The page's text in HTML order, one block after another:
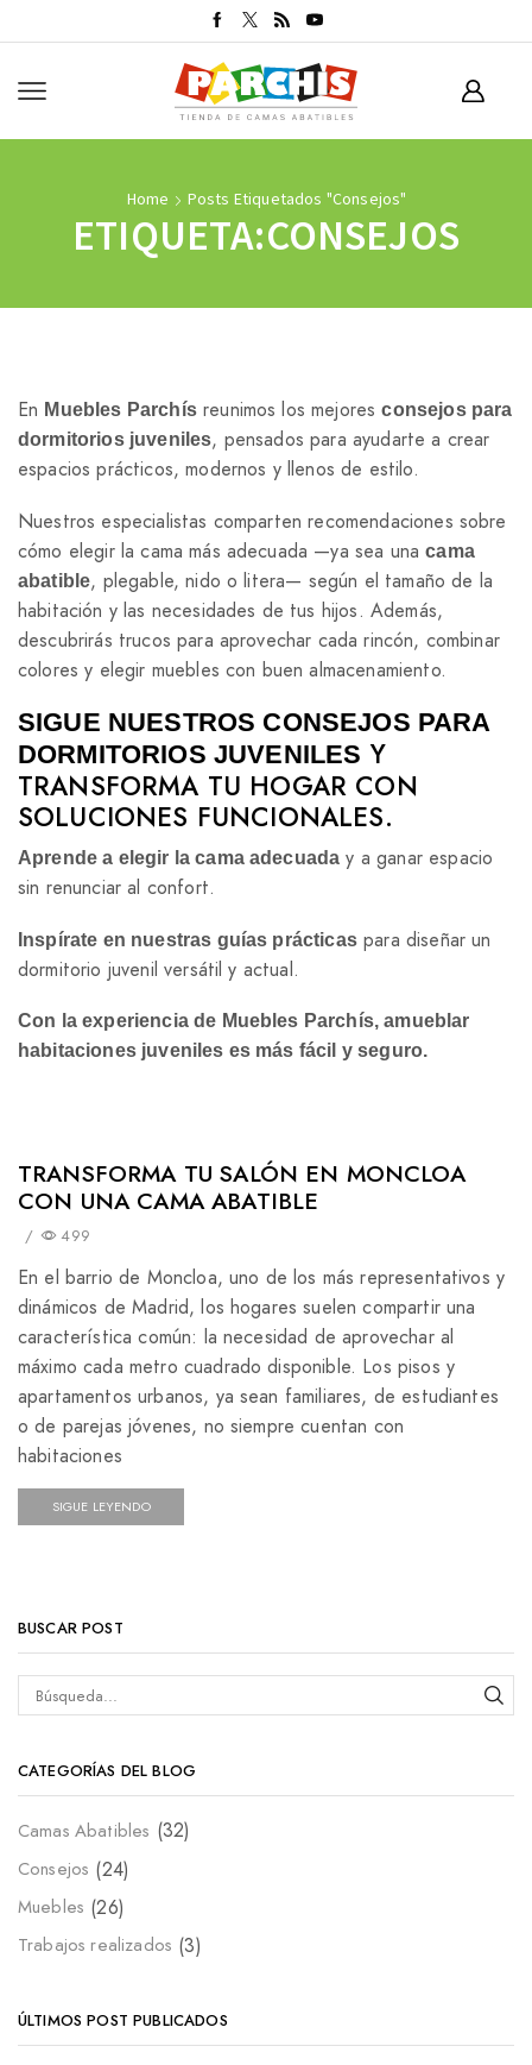
Home Posts Etiquetados "consejos"
ETIQUETA:CONSEJOS
En Muebles Parchísreunimos los mejoresconsejos para
dormitorios juveniles, pensados para ayudarte a crear
espacios prácticos, modernos y llenos de estilo.
Nuestros especialistas comparten recomendaciones sobre
cómo elegir la cama más adecuada —ya sea unacama
abatible, plegable, nido o litera— según el tamaño de la
habitación y las necesidades de tus hijos. Además,
descubrirás trucos para aprovechar cada rincón, combinar
colores y elegir muebles con buen almacenamiento.
SIGUE NUESTROS CONSEJOS PARA
DORMITORIOS JUVENILES Y
TRANSFORMA TU HOGAR CON
SOLUCIONES FUNCIONALES.
Aprende a elegir la cama adecuada y a ganar espacio
sin renunciar al confort.
Inspírate en nuestras guías prácticaspara diseñar un
dormitorio juvenil versátil y actual.
Con la experiencia de Muebles Parchís, amueblar
habitaciones juveniles es más fácil y seguro.
TRANSFORMA TU SALÓN EN MONCLOA
CON UNA CAMA ABATIBLE
/ 499
En el barrio de Moncloa, uno de los más representativos y
dinámicos de Madrid, los hogares suelen compartir una
característica común: la necesidad de aprovechar al
máximo cada metro cuadrado disponible. Los pisos y
apartamentos urbanos, ya sean familiares, de estudiantes
o de parejas jóvenes, no siempre cuentan con
habitaciones
SIGUE LEYENDO
BUSCAR POST
CATEGORÍAS DEL BLOG
Camas Abatibles (32)
Consejos (24)
Muebles (26)
Trabajos realizados (3)
ÚLTIMOS POST PUBLICADOS